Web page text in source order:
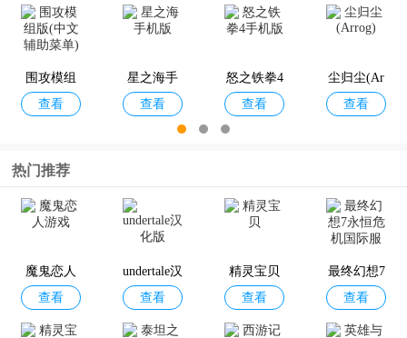
三国演义
吞噬无界
内置作弊
菜单版
查看
蛐蛐也疯
弊菜单破
解版
江湖风云
弊菜单版
死亡细胞
置作弊菜
单
版
(Children o
f Morta)
围攻模组
版(中文辅
查看
星之海手
机版
查看
怒之铁拳4
手机版
查看
尘归尘(Ar
rog)
查看
巴别塔圣
歌手机版
查看
进化之地1
查看
杏林物语
查看
异教徒模
拟器
查看
北境之地
魔王大人
循环勇士
忆落谜境
热门推荐
魔鬼恋人
游戏
查看
undertale汉
化版
查看
精灵宝贝
查看
最终幻想7
永恒危机
国际服
查看